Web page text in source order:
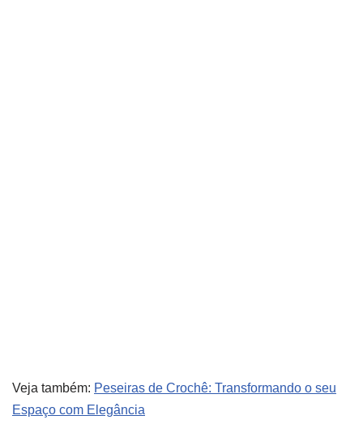
Veja também: Peseiras de Crochê: Transformando o seu
Espaço com Elegância